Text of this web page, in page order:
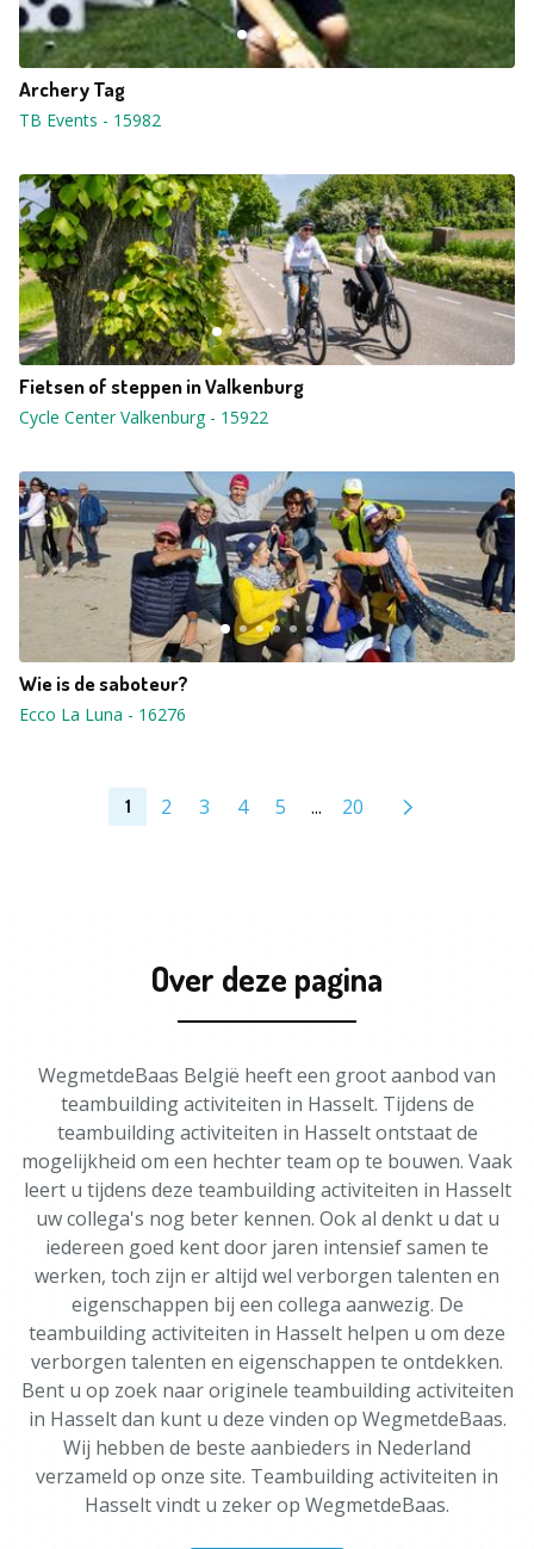
Archery Tag
TB Events - 15982
Fietsen of steppen in Valkenburg
Cycle Center Valkenburg- 15922
Wie is de saboteur?
Ecco La Luna - 16276
1 2 3 4 5 ... 20
Over deze pagina
WegmetdeBaas België heeft een groot aanbod van
teambuilding activiteiten in Hasselt. Tijdens de
teambuilding activiteiten in Hasselt ontstaat de
mogelijkheid om een hechter team op te bouwen. Vaak
leert u tijdens deze teambuilding activiteiten in Hasselt
uw collega's nog beter kennen. Ook al denkt u dat u
iedereen goed kent door jaren intensief samen te
werken, toch zijn er altijd wel verborgen talenten en
eigenschappen bij een collega aanwezig. De
teambuilding activiteiten in Hasselt helpen u om deze
verborgen talenten en eigenschappen te ontdekken.
Bent u op zoek naar originele teambuilding activiteiten
in Hasselt dan kunt u deze vinden op WegmetdeBaas.
Wij hebben de beste aanbieders in Nederland
verzameld op onze site. Teambuilding activiteiten in
Hasselt vindt u zeker op WegmetdeBaas.